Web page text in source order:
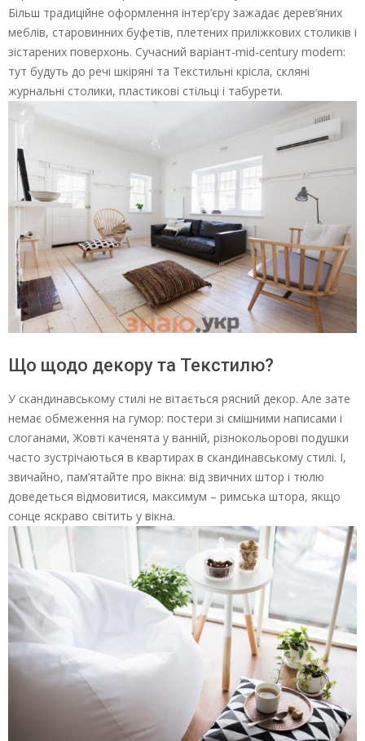
Більш традиційне оформлення інтер’єру зажадає дерев’яних
меблів, старовинних буфетів, плетених приліжкових столиків і
зістарених поверхонь. Сучасний варіант-mid-century modern:
тут будуть до речі шкіряні та Текстильні крісла, скляні
журнальні столики, пластикові стільці і табурети.
Що щодо декору та Текстилю?
У скандинавському стилі не вітається рясний декор. Але зате
немає обмеження на гумор: постери зі смішними написами і
слоганами, Жовті каченята у ванній, різнокольорові подушки
часто зустрічаються в квартирах в скандинавському стилі. І,
звичайно, пам’ятайте про вікна: від звичних штор і тюлю
доведеться відмовитися, максимум – римська штора, якщо
сонце яскраво світить у вікна.